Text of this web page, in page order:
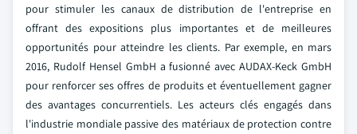
pour stimuler les canaux de distribution de l'entreprise en
offrant des expositions plus importantes et de meilleures
opportunités pour atteindre les clients. Par exemple, en mars
2016, Rudolf Hensel GmbH a fusionné avec AUDAX-Keck GmbH
pour renforcer ses offres de produits et éventuellement gagner
des avantages concurrentiels. Les acteurs clés engagés dans
l'industrie mondiale passive des matériaux de protection contre